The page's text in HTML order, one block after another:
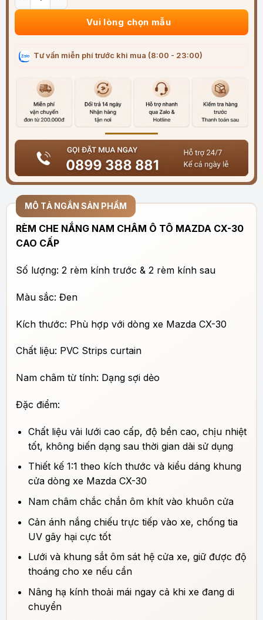
Vui lòng chọn mẫu
Tư vấn miễn phí trước khi mua (8:00 - 23:00)
MÔ TẢ NGẮN SẢN PHẨM
RÈM CHE NẮNG NAM CHÂM Ô TÔ MAZDA CX-30
CAO CẤP
Số lượng: 2 rèm kính trước & 2 rèm kính sau
Màu sắc: Đen
Kích thước: Phù hợp với dòng xe Mazda CX-30
Chất liệu: PVC Strips curtain
Nam châm từ tính: Dạng sợi dẻo
Đặc điểm:
Chất liệu vải lưới cao cấp, độ bền cao, chịu nhiệt
tốt, không biến dạng sau thời gian dài sử dụng
Thiết kế 1:1 theo kích thước và kiểu dáng khung
cửa dòng xe Mazda CX-30
Nam châm chắc chắn ôm khít vào khuôn cửa
Cản ánh nắng chiếu trực tiếp vào xe, chống tia
UV gây hại cực tốt
Lưới và khung sắt ôm sát hệ cửa xe, giữ được độ
thoáng cho xe nếu cần
Nâng hạ kính thoải mái ngay cả khi xe đang di
chuyển